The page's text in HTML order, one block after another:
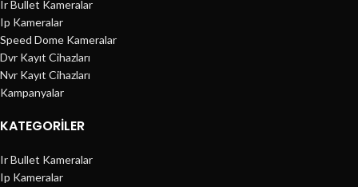
Ir Bullet Kameralar
Ip Kameralar
Speed Dome Kameralar
Dvr Kayıt Cihazları
Nvr Kayıt Cihazları
Kampanyalar
KATEGORILER
Ir Bullet Kameralar
Ip Kameralar